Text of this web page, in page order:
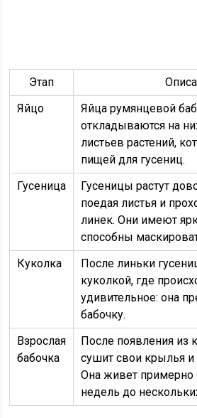
Этап
Яйцо
Яйца румянцевой
откладываются на
листьев растений,
пищей для гусениц.
Гусеница
Гусеницы растут
поедая листья и
линек. Они имеют
способны
Куколка
После линьки
куколкой, где
удивительное: она
бабочку.
Взрослая
бабочка
После появления из
сушит свои крылья и
Она живет примерно
недель до